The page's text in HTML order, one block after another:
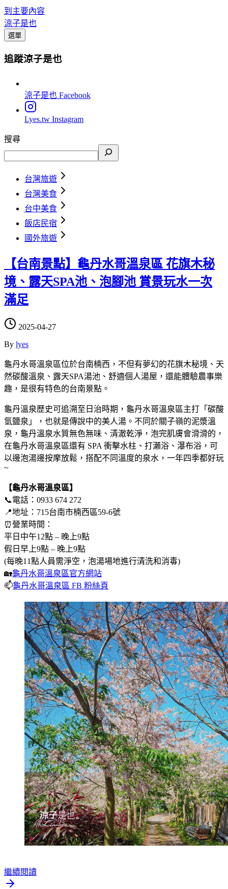
到主要內容
涼子是也
選單
追蹤涼子是也
涼子是也 Facebook
Lyes.tw Instagram
搜尋
台灣旅遊
台灣美食
台中美食
飯店民宿
國外旅遊
【台南景點】龜丹水哥溫泉區 花旗木秘
境、露天SPA池、泡腳池 賞景玩水一次
滿足
2025-04-27
By lyes
龜丹水哥溫泉區位於台南楠西，不但有夢幻的花旗木秘境、天
然碳酸溫泉、露天SPA湯池、舒適個人湯屋，還能體驗農事樂
趣，是很有特色的台南景點。
龜丹溫泉歷史可追溯至日治時期，龜丹水哥溫泉區主打「碳酸
氫鹽泉」，也就是傳說中的美人湯。不同於關子嶺的泥漿溫
泉，龜丹溫泉水質無色無味、清澈乾淨，泡完肌膚會滑滑的，
在龜丹水哥溫泉區還有 SPA 衝擊水柱、打瀨浴、瀑布浴，可
以邊泡湯邊按摩放鬆，搭配不同溫度的泉水，一年四季都好玩
~
【龜丹水哥溫泉區】
📞電話：0933 674 272
📍地址：715台南市楠西區59-6號
⏰營業時間：
平日中午12點 – 晚上9點
假日早上9點 – 晚上9點
(每晚11點人員需淨空，泡湯場地進行清洗和消毒)
🏡龜丹水哥溫泉區官方網站
📫龜丹水哥溫泉區 FB 粉絲頁
繼續閱讀